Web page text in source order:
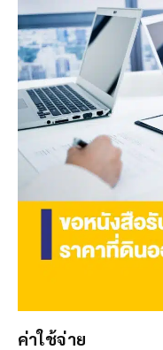
ค่าใช้จ่าย